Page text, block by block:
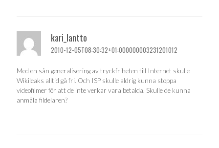
kari_lantto
2010-12-05T08:30:32+01:000000003231201012
Med en sån generalisering av tryckfriheten till Internet skulle
Wikileaks alltid gå fri. Och ISP skulle aldrig kunna stoppa
videofilmer för att de inte verkar vara betalda. Skulle de kunna
anmäla fildelaren?